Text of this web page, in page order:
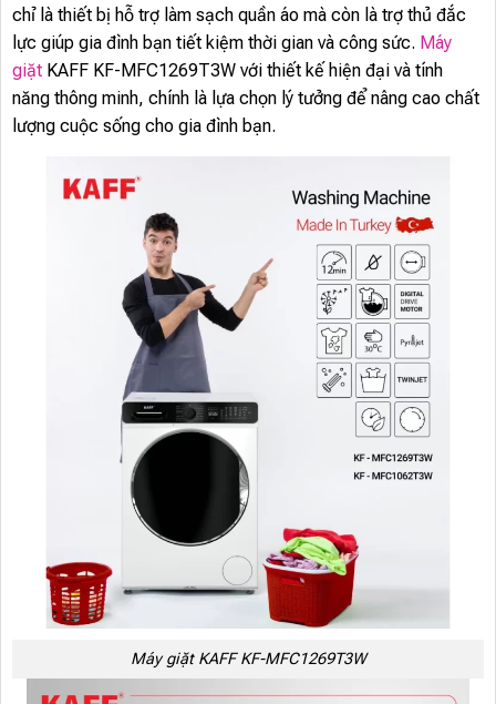
chỉ là thiết bị hỗ trợ làm sạch quần áo mà còn là trợ thủ đắc
lực giúp gia đình bạn tiết kiệm thời gian và công sức. Máy
giặt KAFF KF-MFC1269T3W với thiết kế hiện đại và tính
năng thông minh, chính là lựa chọn lý tưởng để nâng cao chất
lượng cuộc sống cho gia đình bạn.
Máy giặt KAFF KF-MFC1269T3W